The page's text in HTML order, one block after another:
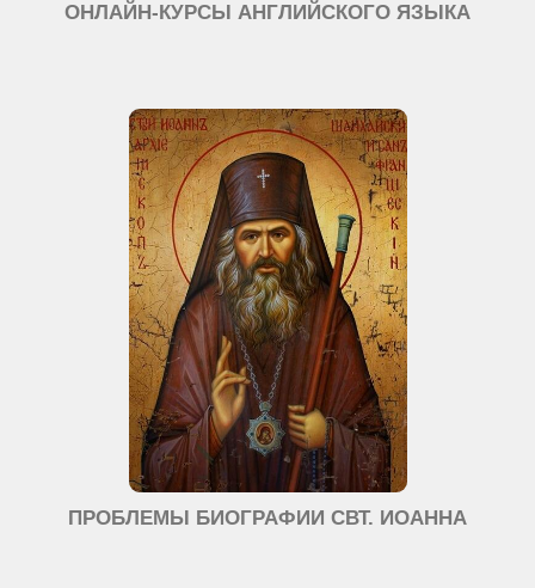
ОНЛАЙН-КУРСЫ АНГЛИЙСКОГО ЯЗЫКА
ПРОБЛЕМЫ БИОГРАФИИ СВТ. ИОАННА